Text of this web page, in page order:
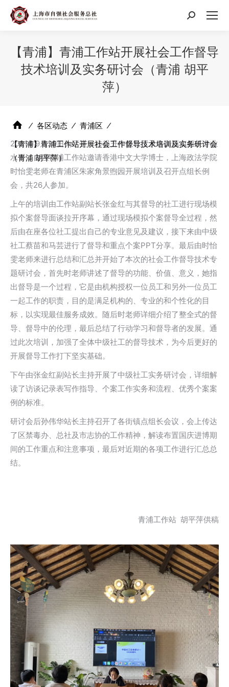
搜
【青浦】青浦工作站开展社会工作督导
技术培训及实务研讨会（青浦 胡平
萍）
⁄ 各区动态 ⁄ 青浦区 ⁄
【青浦】青浦工作站开展社会工作督导技术培训及实务研讨会
（青浦 胡平萍）
2021年9月29日为了进一步提升中级社工及各街镇点组长专业
水平，自强青浦工作站邀请香港中文大学博士，上海政法学院
时怡雯老师在青浦区朱家角景煦园开展培训及召开点组长例
会，共26人参加。
上午的培训由工作站副站长张金红与其督导的社工进行现场模
拟个案督导面谈拉开序幕，通过现场模拟个案督导全过程，然
后由在座各位社工提出自己的专业意见及建议，接下来由中级
社工蔡苗和马芸进行了督导和重点个案PPT分享。最后由时怡
雯老师来进行总结和汇总并开始了本次的社会工作督导技术专
题研讨会，首先时老师讲述了督导的功能、价值、意义，她指
出督导是一个过程，它是由机构授权一位员工和另外一位员工
一起工作的职责，目的是满足机构的、专业的和个性化的目
标，以实现最佳服务成效。随后时老师详细介绍了整全式的督
导、督导中的伦理，最后总结了行动学习和督导者的发展。通
过此次培训，加强了全体中级社工的督导技术，为今后更好的
开展督导工作打下坚实基础。
下午由张金红副站长主持开展了中级社工实务研讨会，详细解
读了访谈记录表写作指导、个案工作实务和流程、优秀个案案
例的标准。
研讨会后孙伟华站长主持召开了各街镇点组长会议，会上传达
了区禁毒办、总社及市志协的工作精神，解读布置国庆进博期
间的工作重点和注意事项，最后对近期的各项工作进行汇总总
结。
青浦工作站 胡平萍供稿